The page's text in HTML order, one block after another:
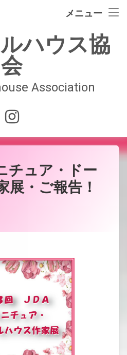
メニュー
ハウス協
会
Association
Instagram
ュア・ドー
展・ご報告！